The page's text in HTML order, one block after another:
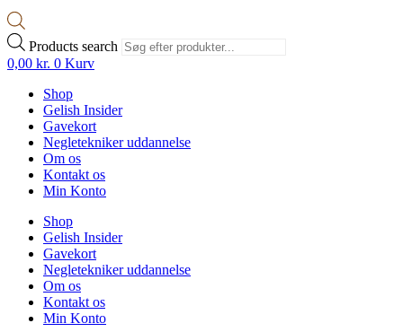
Products search
0,00 kr. 0 Kurv
Shop
Gelish Insider
Gavekort
Negletekniker uddannelse
Om os
Kontakt os
Min Konto
Shop
Gelish Insider
Gavekort
Negletekniker uddannelse
Om os
Kontakt os
Min Konto